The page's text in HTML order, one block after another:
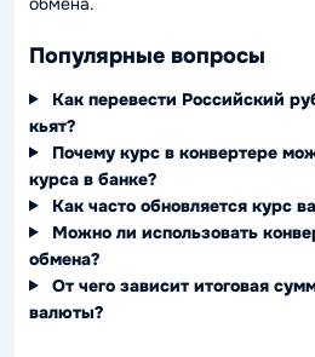
Популярные вопросы
Как перевести Российский
кьят?
Почему курс в конвертере
курса в банке?
Как часто обновляется курс
Можно ли использовать
обмена?
От чего зависит итоговая
валюты?